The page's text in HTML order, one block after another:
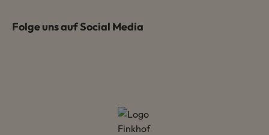
Folge uns auf Social Media